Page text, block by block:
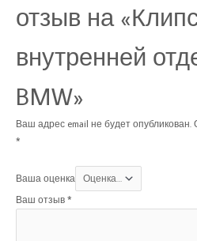
отзыв на
внутренней
BMW»
Ваш адрес email не будет опубликован.
*
Ваша оценка
Ваш отзыв *